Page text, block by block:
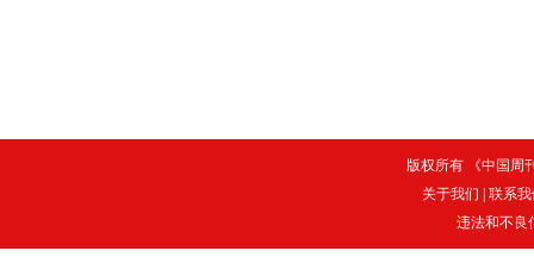
版权所有 《中国周
关于我们 | 联系
违法和不良